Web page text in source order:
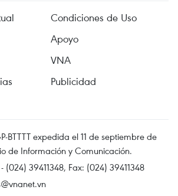
Condiciones de Uso
Apoyo
VNA
Publicidad
BTTTT expedida el 11 de septiembre de
de Información y Comunicación.
(024) 39411348, Fax: (024) 39411348